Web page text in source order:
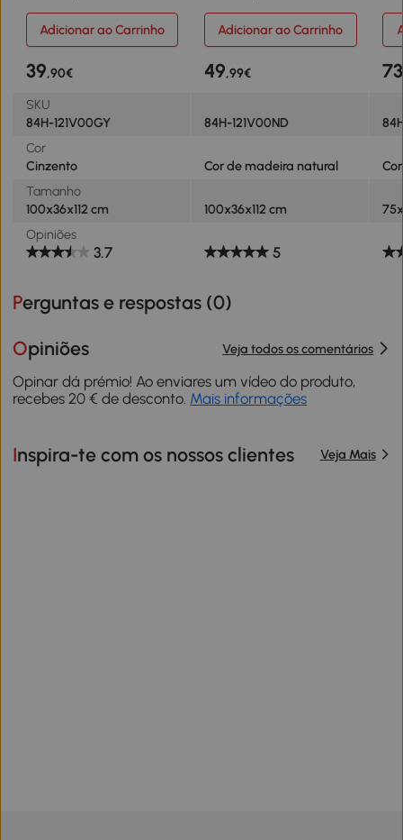
Estrutura em Forma de A
para Jardim Pátio
Estrutura em Forma de A
para Jardim Pátio
Adicionar ao Carrinho Adicionar ao Carrinho
39,90€ 49,99€ 73
SKU
84H-121V00GY
84H-121V00ND
Cor
Cinzento
Cor de madeira natural
Tamanho
100x36x112 cm
100x36x112 cm
Opiniões
3.7 5
Perguntas e respostas (0)
Opiniões Veja todos os comentários
Opinar dá prémio! Ao enviares um vídeo do produto,
recebes 20 € de desconto. Mais informações
Inspira-te com os nossos clientes Veja Mais